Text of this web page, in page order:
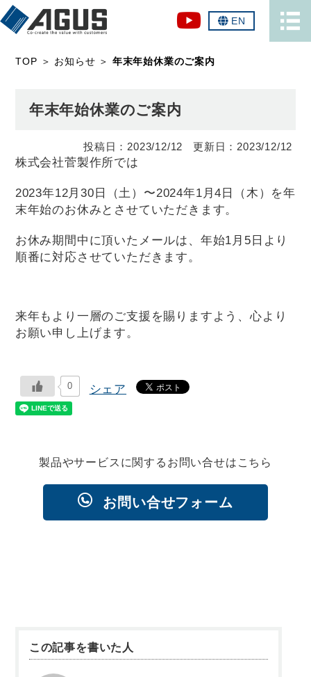
EN
TOP ＞ お知らせ ＞ 年末年始休業のご案内
年末年始休業のご案内
2023/12/12 2023/12/12
株式会社菅製作所では
2023年12月30日（土）〜2024年1月4日（木）を年
末年始のお休みとさせていただきます。
お休み期間中に頂いたメールは、年始1月5日より
順番に対応させていただきます。
来年もより一層のご支援を賜りますよう、心より
お願い申し上げます。
0 シェア
製品やサービスに関するお問い合せはこちら
お問い合せフォーム
この記事を書いた人